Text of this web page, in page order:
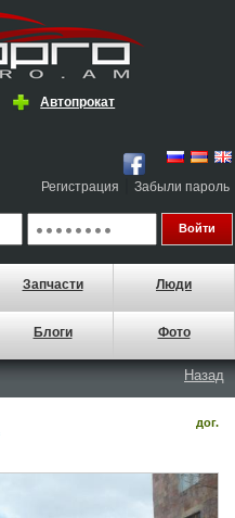
Автопрокат
Регистрация Забыли пароль
Запчасти Люди
Блоги Фото
Назад
дог.